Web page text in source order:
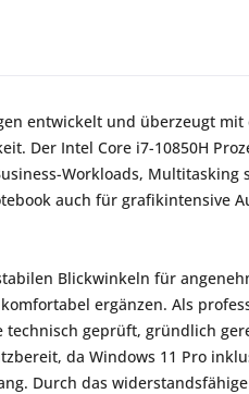
entwickelt und überzeugt
Der Intel Core i7-10850H
Workloads, Multitasking
auch für grafikintensive
Blickwinkeln für
ergänzen. Als
geprüft, gründlich
da Windows 11 Pro
Durch das